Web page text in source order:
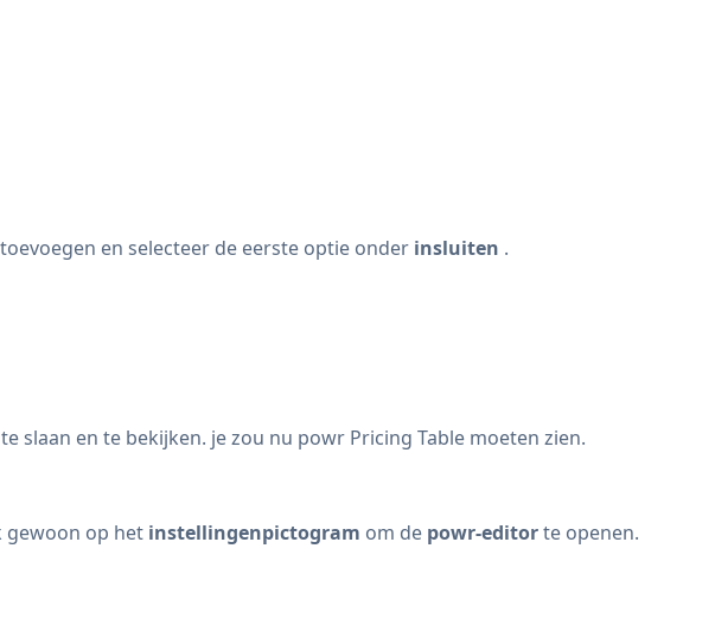
en selecteer de eerste optie onder insluiten .
slaan en te bekijken. je zou nu powr Pricing Table moeten zien.
gewoon op het instellingenpictogram om de powr-editorte openen.